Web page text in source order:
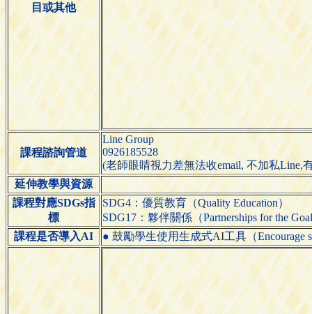
目或其他
課程諮詢管道
Line Group
0926185528
(老師眼睛視力差無法收email, 不加私Line,
延伸教學與資源
課程對應SDGs指
標
SDG4：優質教育（Quality Education）
SDG17：夥伴關係（Partnerships for the
課程是否導入AI
● 鼓勵學生使用生成式AI工具（Encourage